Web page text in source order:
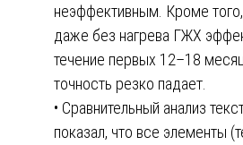
неэффективным. Кроме
даже без нагрева ГЖХ
течение первых 12–18
точность резко падает.
• Сравнительный анализ
показал, что все элементы